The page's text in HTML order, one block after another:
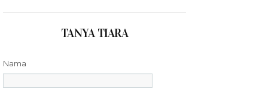
TANYA TIARA
Nama